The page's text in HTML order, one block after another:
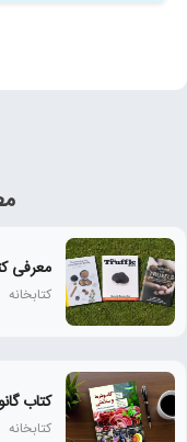
معرفی
کتابخانه
کتاب
کتابخانه